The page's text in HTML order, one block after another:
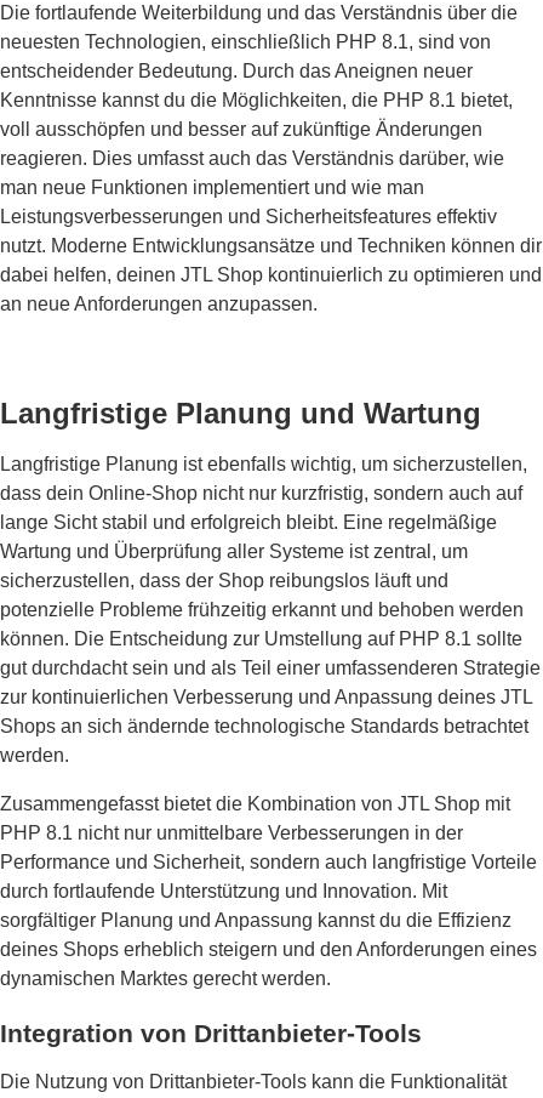
Die fortlaufende Weiterbildung und das Verständnis über die
neuesten Technologien, einschließlich PHP 8.1, sind von
entscheidender Bedeutung. Durch das Aneignen neuer
Kenntnisse kannst du die Möglichkeiten, die PHP 8.1 bietet,
voll ausschöpfen und besser auf zukünftige Änderungen
reagieren. Dies umfasst auch das Verständnis darüber, wie
man neue Funktionen implementiert und wie man
Leistungsverbesserungen und Sicherheitsfeatures effektiv
nutzt. Moderne Entwicklungsansätze und Techniken können dir
dabei helfen, deinen JTL Shop kontinuierlich zu optimieren und
an neue Anforderungen anzupassen.
Langfristige Planung und Wartung
Langfristige Planung ist ebenfalls wichtig, um sicherzustellen,
dass dein Online-Shop nicht nur kurzfristig, sondern auch auf
lange Sicht stabil und erfolgreich bleibt. Eine regelmäßige
Wartung und Überprüfung aller Systeme ist zentral, um
sicherzustellen, dass der Shop reibungslos läuft und
potenzielle Probleme frühzeitig erkannt und behoben werden
können. Die Entscheidung zur Umstellung auf PHP 8.1 sollte
gut durchdacht sein und als Teil einer umfassenderen Strategie
zur kontinuierlichen Verbesserung und Anpassung deines JTL
Shops an sich ändernde technologische Standards betrachtet
werden.
Zusammengefasst bietet die Kombination von JTL Shop mit
PHP 8.1 nicht nur unmittelbare Verbesserungen in der
Performance und Sicherheit, sondern auch langfristige Vorteile
durch fortlaufende Unterstützung und Innovation. Mit
sorgfältiger Planung und Anpassung kannst du die Effizienz
deines Shops erheblich steigern und den Anforderungen eines
dynamischen Marktes gerecht werden.
Integration von Drittanbieter-Tools
Die Nutzung von Drittanbieter-Tools kann die Funktionalität